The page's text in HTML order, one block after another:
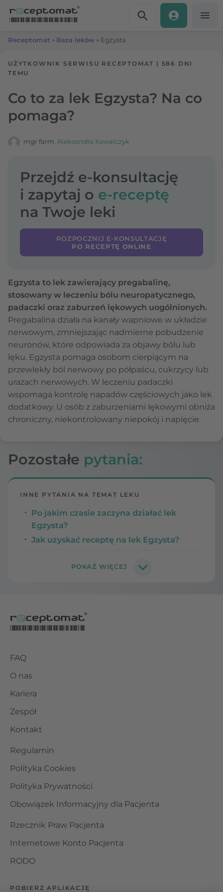
Receptomat » Baza leków » Egzysta
UŻYTKOWNIK SERWISU RECEPTOMAT | 586 DNI
TEMU
Co to za lek Egzysta? Na co
pomaga?
mgr farm. Aleksandra Kowalczyk
Przejdź e-konsultację
i zapytaj o e-receptę
na Twoje leki
ROZPOCZNIJ E-KONSULTACJĘ
PO RECEPTĘ ONLINE
Egzysta to lek zawierający pregabalinę,
stosowany w leczeniu bólu neuropatycznego,
padaczki oraz zaburzeń lękowych uogólnionych.
Pregabalina działa na kanały wapniowe w układzie
nerwowym, zmniejszając nadmierne pobudzenie
neuronów, które odpowiada za objawy bólu lub
lęku. Egzysta pomaga osobom cierpiącym na
przewlekły ból nerwowy po półpaścu, cukrzycy lub
urazach nerwowych. W leczeniu padaczki
wspomaga kontrolę napadów częściowych jako lek
dodatkowy. U osób z zaburzeniami lękowymi obniża
chroniczny, niekontrolowany niepokój i napięcie.
Pozostałe pytania:
INNE PYTANIA NA TEMAT LEKU
Po jakim czasie zaczyna działać lek
Egzysta?
Jak uzyskać receptę na lek Egzysta?
FAQ
O nas
Kariera
Zespół
Kontakt
Regulamin
Polityka Cookies
Polityka Prywatności
Obowiązek Informacyjny dla Pacjenta
Rzecznik Praw Pacjenta
Internetowe Konto Pacjenta
RODO
POBIERZ APLIKACJĘ